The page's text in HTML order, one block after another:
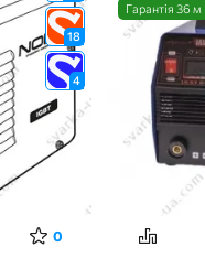
18
4
0
Гарантія 36 м